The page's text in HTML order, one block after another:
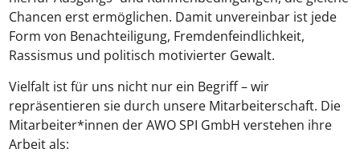
Chancen erst ermöglichen. Damit unvereinbar ist jede
Form von Benachteiligung, Fremdenfeindlichkeit,
Rassismus und politisch motivierter Gewalt.
Vielfalt ist für uns nicht nur ein Begriff – wir
repräsentieren sie durch unsere Mitarbeiterschaft. Die
Mitarbeiter*innen der AWO SPI GmbH verstehen ihre
Arbeit als: